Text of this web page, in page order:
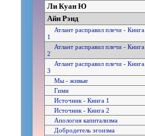
Ли Куан Ю
Айн Рэнд
Атлант расправил плечи - Книга
1
Атлант расправил плечи - Книга
2
Атлант расправил плечи - Книга
3
Мы - живые
Гимн
Источник - Книга 1
Источник - Книга 2
Апология капитализма
Добродетель эгоизма